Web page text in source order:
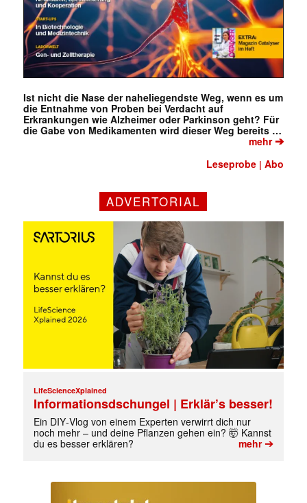
✕
Ist nicht die Nase der naheliegendste Weg, wenn es um
die Entnahme von Proben bei Verdacht auf
Erkrankungen wie Alzheimer oder Parkinson geht? Für
die Gabe von Medikamenten wird dieser Weg bereits …
mehr➔
Leseprobe |Abo
ADVERTORIAL
LifeScienceXplained
Informationsdschungel | Erklär’s besser!
Ein DIY‑Vlog von einem Experten verwirrt dich nur
noch mehr – und deine Pflanzen gehen ein? 🤯 Kannst
du es besser erklären?
mehr➔